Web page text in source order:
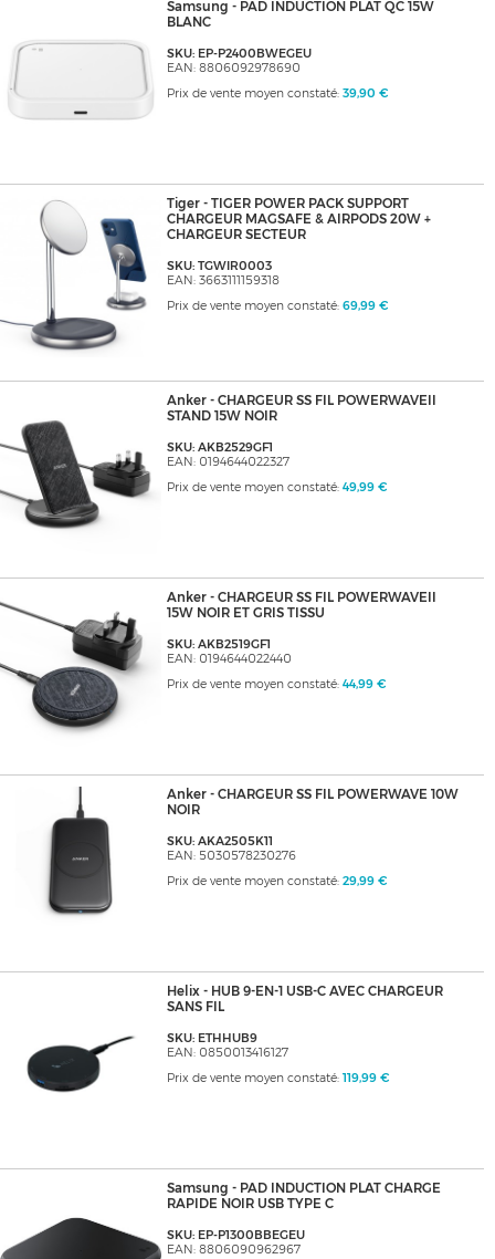
Samsung - PAD INDUCTION PLAT QC 15W
BLANC
SKU: EP-P2400BWEGEU
EAN: 8806092978690
Prix de vente moyen constaté: 39,90 €
Tiger - TIGER POWER PACK SUPPORT
CHARGEUR MAGSAFE & AIRPODS 20W +
CHARGEUR SECTEUR
SKU: TGWIR0003
EAN: 3663111159318
Prix de vente moyen constaté: 69,99 €
Anker - CHARGEUR SS FIL POWERWAVEII
STAND 15W NOIR
SKU: AKB2529GF1
EAN: 0194644022327
Prix de vente moyen constaté: 49,99 €
Anker - CHARGEUR SS FIL POWERWAVEII
15W NOIR ET GRIS TISSU
SKU: AKB2519GF1
EAN: 0194644022440
Prix de vente moyen constaté: 44,99 €
Anker - CHARGEUR SS FIL POWERWAVE 10W
NOIR
SKU: AKA2505K11
EAN: 5030578230276
Prix de vente moyen constaté: 29,99 €
Helix - HUB 9-EN-1 USB-C AVEC CHARGEUR
SANS FIL
SKU: ETHHUB9
EAN: 0850013416127
Prix de vente moyen constaté: 119,99 €
Samsung - PAD INDUCTION PLAT CHARGE
RAPIDE NOIR USB TYPE C
SKU: EP-P1300BBEGEU
EAN: 8806090962967